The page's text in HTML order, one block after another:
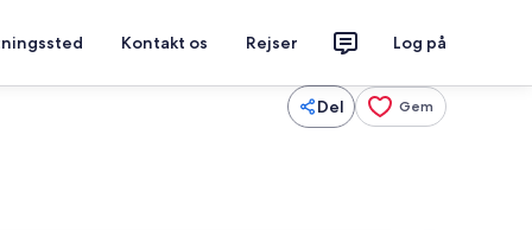
Kontakt os Rejser Log på
Del Gem